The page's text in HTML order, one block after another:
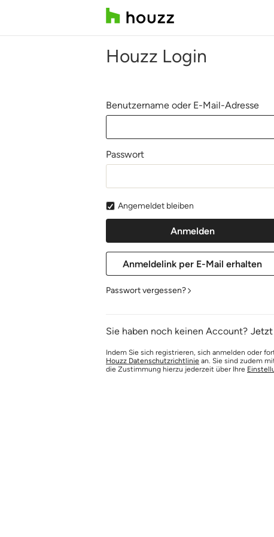
Houzz Login
Benutzername oder E-Mail-Adresse
Passwort
Angemeldet bleiben
Passwort vergessen?
Sie haben noch keinen Account? Jetzt
Indem Sie sich registrieren, sich anmelden oder
Houzz Datenschutzrichtlinie an. Sie sind zudem
die Zustimmung hierzu jederzeit über Ihre